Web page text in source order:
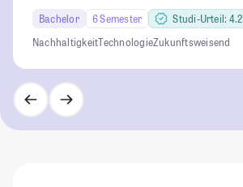
Bachelor 6 Semester
Studi-Urteil: 4.2
NachhaltigkeitTechnologieZukunftsweisend